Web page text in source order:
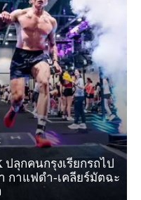
ปลุกคนกรุงเรียกรถไป
กาแฟดำ-เคลียร์มัตฉะ